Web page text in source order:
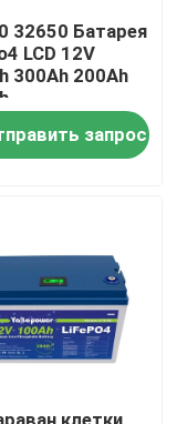
32650 Батарея
LCD 12V
300Ah 200Ah
запрос